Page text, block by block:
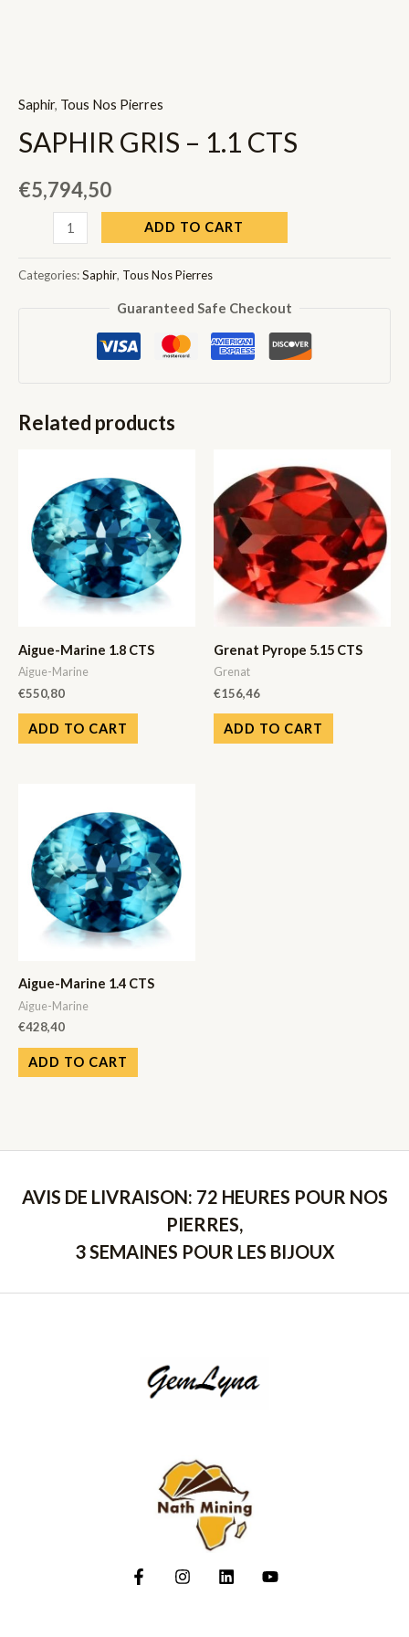
Saphir, Tous Nos Pierres
SAPHIR GRIS – 1.1 CTS
€5,794,50
-
ADD TO CART
Categories:Saphir, Tous Nos Pierres
Guaranteed Safe Checkout
Related products
Aigue-Marine 1.8 CTS
Aigue-Marine
€550,80
ADD TO CART
Grenat Pyrope 5.15 CTS
Grenat
€156,46
ADD TO CART
Aigue-Marine 1.4 CTS
Aigue-Marine
€428,40
ADD TO CART
AVIS DE LIVRAISON: 72 HEURES POUR NOS
PIERRES,
3 SEMAINES POUR LES BIJOUX